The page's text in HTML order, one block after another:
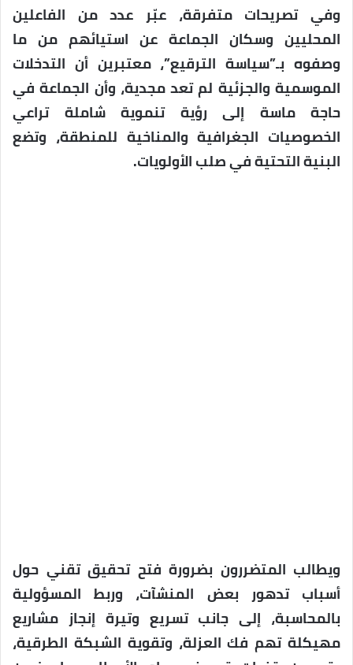
وفي تصريحات متفرقة، عبّر عدد من الفاعلين
المحليين وسكان الجماعة عن استيائهم من ما
وصفوه بـ”سياسة الترقيع”، معتبرين أن التدخلات
الموسمية والجزئية لم تعد مجدية، وأن الجماعة في
حاجة ماسة إلى رؤية تنموية شاملة تراعي
الخصوصيات الجغرافية والمناخية للمنطقة، وتضع
البنية التحتية في صلب الأولويات.
ويطالب المتضررون بضرورة فتح تحقيق تقني حول
أسباب تدهور بعض المنشآت، وربط المسؤولية
بالمحاسبة، إلى جانب تسريع وتيرة إنجاز مشاريع
مهيكلة تهم فك العزلة، وتقوية الشبكة الطرقية،